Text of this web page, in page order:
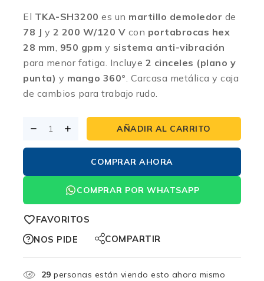
El TKA-SH3200 es un martillo demoledor de
78 J y 2 200 W/120 V con portabrocas hex
28 mm, 950 gpm y sistema anti-vibración
para menor fatiga. Incluye 2 cinceles (plano y
punta) y mango 360°. Carcasa metálica y caja
de cambios para trabajo rudo.
AÑADIR AL CARRITO
COMPRAR AHORA
COMPRAR POR WHATSAPP
FAVORITOS
NOS PIDE
COMPARTIR
29 personas están viendo esto ahora mismo